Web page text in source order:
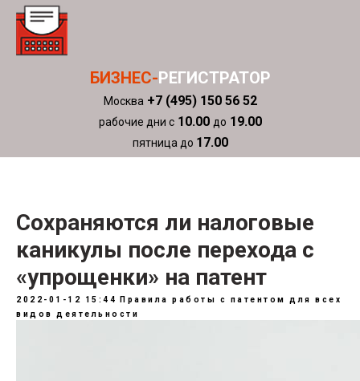
БИЗНЕС-РЕГИСТРАТОР
Москва +7 (495) 150 56 52
рабочие дни с 10.00 до 19.00
пятница до 17.00
Сохраняются ли налоговые
каникулы после перехода с
«упрощенки» на патент
2022-01-12 15:44
Правила работы с патентом для всех
видов деятельности